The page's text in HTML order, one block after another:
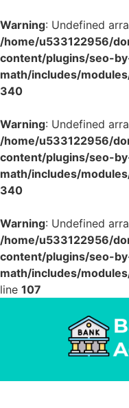
Warning: Undefined
/home/u533122956/
content/plugins/seo-
math/includes/
340
Warning: Undefined
/home/u533122956/
content/plugins/seo-
math/includes/
340
Warning: Undefined
/home/u533122956/
content/plugins/seo-
math/includes/
line 107